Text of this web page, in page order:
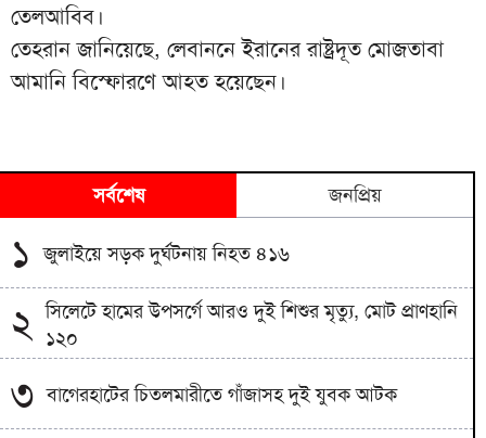
তেলআবিব।
তেহরান জানিয়েছে, লেবাননে ইরানের রাষ্ট্রদূত মোজতাবা
আমানি বিস্ফোরণে আহত হয়েছেন।
সর্বশেষ জনপ্রিয়
১ জুলাইয়ে সড়ক দুর্ঘটনায় নিহত ৪১৬
২
সিলেটে হামের উপসর্গে আরও দুই শিশুর মৃত্যু, মোট প্রাণহানি
১২০
৩ বাগেরহাটের চিতলমারীতে গাঁজাসহ দুই যুবক আটক